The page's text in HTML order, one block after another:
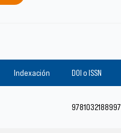
Indexación DOI o ISSN
9781032188997